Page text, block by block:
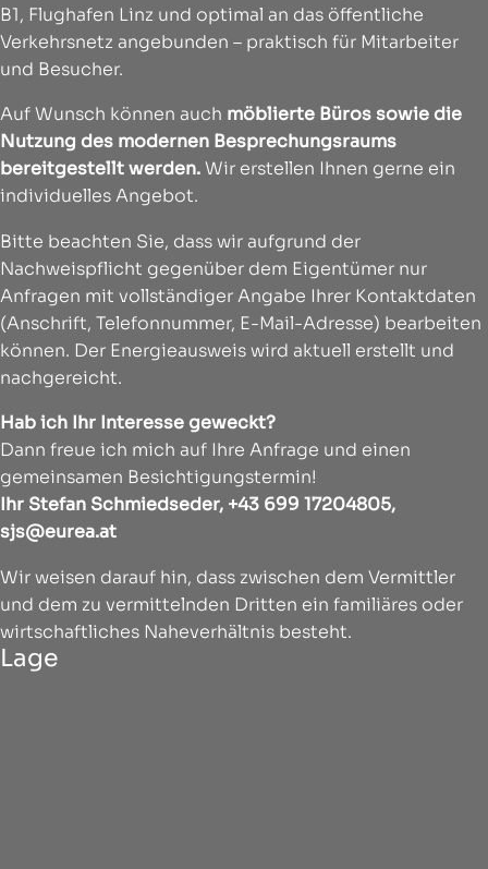
B1, Flughafen Linz und optimal an das öffentliche
Verkehrsnetz angebunden – praktisch für Mitarbeiter
und Besucher.
Auf Wunsch können auch möblierte Büros sowie die
Nutzung des modernen Besprechungsraums
bereitgestellt werden.Wir erstellen Ihnen gerne ein
individuelles Angebot.
Bitte beachten Sie, dass wir aufgrund der
Nachweispflicht gegenüber dem Eigentümer nur
Anfragen mit vollständiger Angabe Ihrer Kontaktdaten
(Anschrift, Telefonnummer, E-Mail-Adresse) bearbeiten
können. Der Energieausweis wird aktuell erstellt und
nachgereicht.
Hab ich Ihr Interesse geweckt?
Dann freue ich mich auf Ihre Anfrage und einen
gemeinsamen Besichtigungstermin!
Ihr Stefan Schmiedseder, +43 699 17204805,
sjs@eurea.at
Wir weisen darauf hin, dass zwischen dem Vermittler
und dem zu vermittelnden Dritten ein familiäres oder
wirtschaftliches Naheverhältnis besteht.
Lage